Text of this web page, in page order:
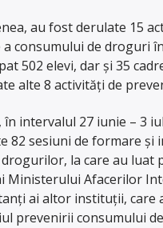
au fost derulate 15
consumului de droguri
502 elevi, dar şi 35
alte 8 activităţi de
intervalul 27 iunie – 3
82 sesiuni de formare şi
la care au luat
Ministerului Afacerilor
ai altor instituţii, care
prevenirii consumului